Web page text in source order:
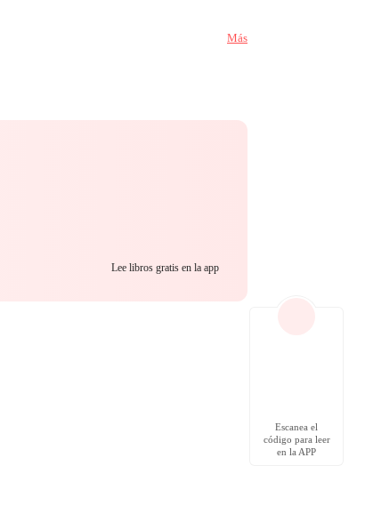
Más
Lee libros gratis en la app
Escanea el
código para leer
en la APP